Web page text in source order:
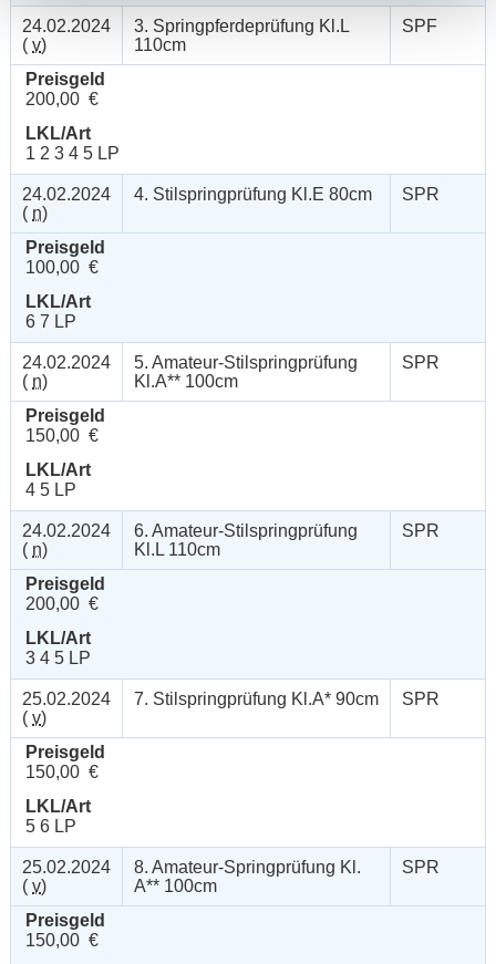
24.02.2024
( v)
3. Springpferdeprüfung Kl.L
110cm
SPF
Preisgeld
200,00 €
LKL/Art
1 2 3 4 5 LP
24.02.2024
( n)
4. Stilspringprüfung Kl.E 80cm SPR
Preisgeld
100,00 €
LKL/Art
6 7 LP
24.02.2024
( n)
5. Amateur-Stilspringprüfung
Kl.A** 100cm
SPR
Preisgeld
150,00 €
LKL/Art
4 5 LP
24.02.2024
( n)
6. Amateur-Stilspringprüfung
Kl.L 110cm
SPR
Preisgeld
200,00 €
LKL/Art
3 4 5 LP
25.02.2024
( v)
7. Stilspringprüfung Kl.A* 90cm SPR
Preisgeld
150,00 €
LKL/Art
5 6 LP
25.02.2024
( v)
8. Amateur-Springprüfung Kl.
A** 100cm
SPR
Preisgeld
150,00 €